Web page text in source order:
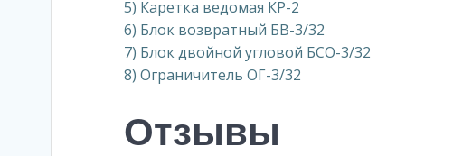
5) Каретка ведомая КР-2
6) Блок возвратный БВ-3/32
7) Блок двойной угловой БСО-3/32
8) Ограничитель ОГ-3/32
Отзывы